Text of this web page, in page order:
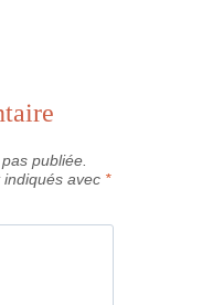
publiée.
avec *